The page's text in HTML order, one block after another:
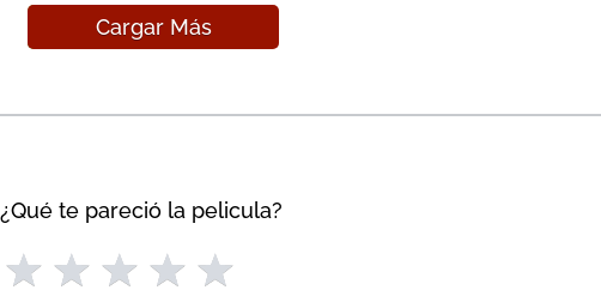
Cargar Más
¿Qué te pareció la pelicula?